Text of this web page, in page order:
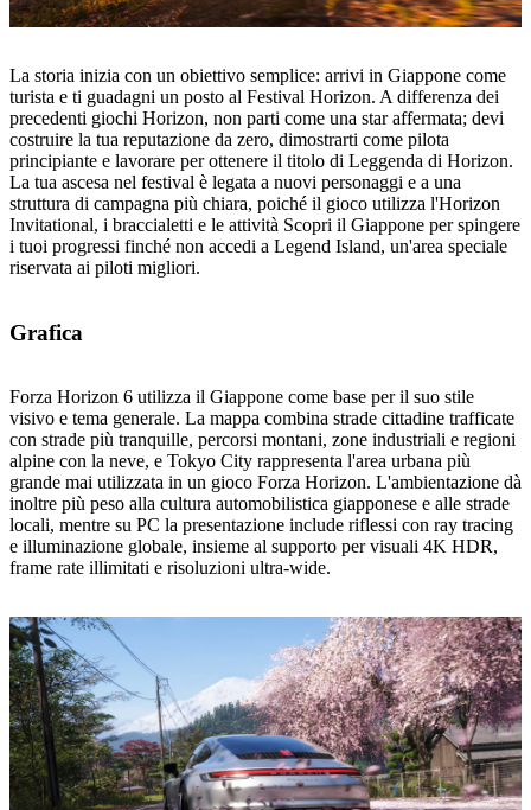
La storia inizia con un obiettivo semplice: arrivi in Giappone come
turista e ti guadagni un posto al Festival Horizon. A differenza dei
precedenti giochi Horizon, non parti come una star affermata; devi
costruire la tua reputazione da zero, dimostrarti come pilota
principiante e lavorare per ottenere il titolo di Leggenda di Horizon.
La tua ascesa nel festival è legata a nuovi personaggi e a una
struttura di campagna più chiara, poiché il gioco utilizza l'Horizon
Invitational, i braccialetti e le attività Scopri il Giappone per spingere
i tuoi progressi finché non accedi a Legend Island, un'area speciale
riservata ai piloti migliori.
Grafica
Forza Horizon 6 utilizza il Giappone come base per il suo stile
visivo e tema generale. La mappa combina strade cittadine trafficate
con strade più tranquille, percorsi montani, zone industriali e regioni
alpine con la neve, e Tokyo City rappresenta l'area urbana più
grande mai utilizzata in un gioco Forza Horizon. L'ambientazione dà
inoltre più peso alla cultura automobilistica giapponese e alle strade
locali, mentre su PC la presentazione include riflessi con ray tracing
e illuminazione globale, insieme al supporto per visuali 4K HDR,
frame rate illimitati e risoluzioni ultra-wide.